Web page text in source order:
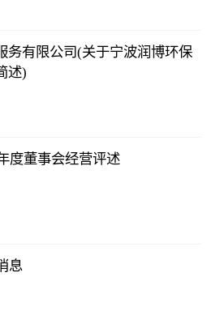
务有限公司(关于宁波润博环保
述)
度董事会经营评述
息